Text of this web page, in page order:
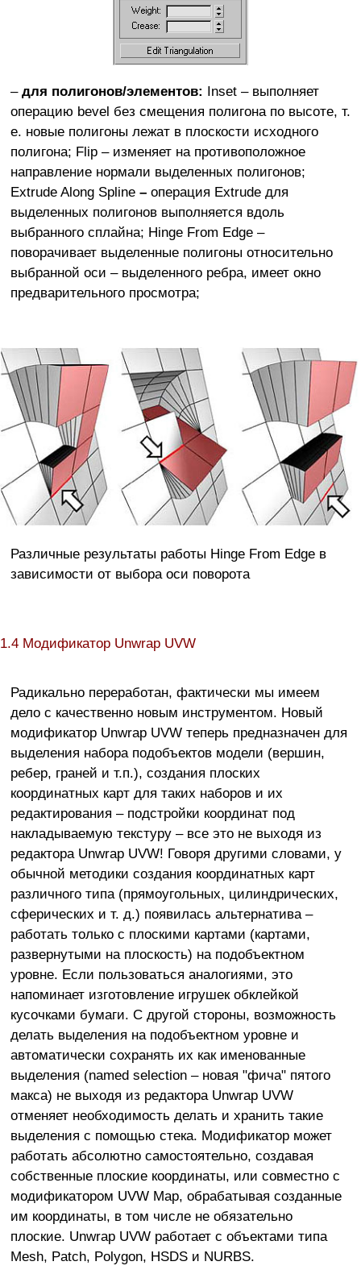
– для полигонов/элементов: Inset – выполняет
операцию bevel без смещения полигона по высоте, т.
е. новые полигоны лежат в плоскости исходного
полигона; Flip – изменяет на противоположное
направление нормали выделенных полигонов;
Extrude Along Spline – операция Extrude для
выделенных полигонов выполняется вдоль
выбранного сплайна; Hinge From Edge –
поворачивает выделенные полигоны относительно
выбранной оси – выделенного ребра, имеет окно
предварительного просмотра;
Различные результаты работы Hinge From Edge в
зависимости от выбора оси поворота
1.4 Модификатор Unwrap UVW
Радикально переработан, фактически мы имеем
дело с качественно новым инструментом. Новый
модификатор Unwrap UVW теперь предназначен для
выделения набора подобъектов модели (вершин,
ребер, граней и т.п.), создания плоских
координатных карт для таких наборов и их
редактирования – подстройки координат под
накладываемую текстуру – все это не выходя из
редактора Unwrap UVW! Говоря другими словами, у
обычной методики создания координатных карт
различного типа (прямоугольных, цилиндрических,
сферических и т. д.) появилась альтернатива –
работать только с плоскими картами (картами,
развернутыми на плоскость) на подобъектном
уровне. Если пользоваться аналогиями, это
напоминает изготовление игрушек обклейкой
кусочками бумаги. С другой стороны, возможность
делать выделения на подобъектном уровне и
автоматически сохранять их как именованные
выделения (named selection – новая "фича" пятого
макса) не выходя из редактора Unwrap UVW
отменяет необходимость делать и хранить такие
выделения с помощью стека. Модификатор может
работать абсолютно самостоятельно, создавая
собственные плоские координаты, или совместно с
модификатором UVW Map, обрабатывая созданные
им координаты, в том числе не обязательно
плоские. Unwrap UVW работает с объектами типа
Mesh, Patch, Polygon, HSDS и NURBS.